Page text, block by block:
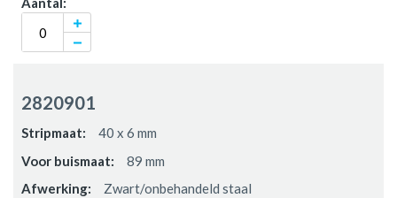
2820901
40 x 6 mm
89 mm
Zwart/onbehandeld staal